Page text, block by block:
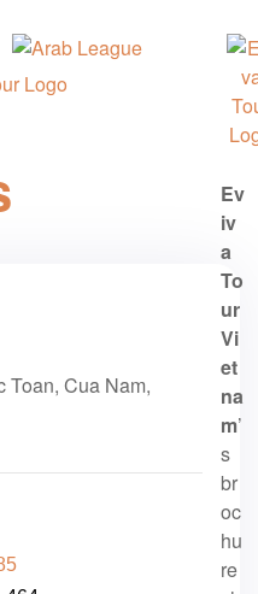
Toan, Cua Nam,
Ev
iv
a
To
ur
Vi
et
na
m’
s
br
oc
hu
re